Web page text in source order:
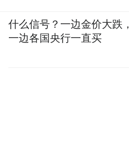
什么信号？一边金价大跌，
一边各国央行一直买